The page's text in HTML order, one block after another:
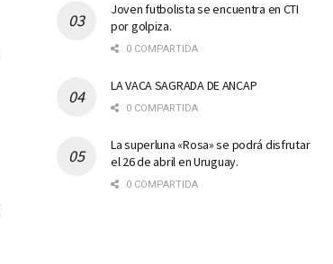
Joven futbolista se encuentra en CTI
por golpiza.
0 COMPARTIDA
LA VACA SAGRADA DE ANCAP
0 COMPARTIDA
La superluna «Rosa» se podrá disfrutar
el 26 de abril en Uruguay.
0 COMPARTIDA